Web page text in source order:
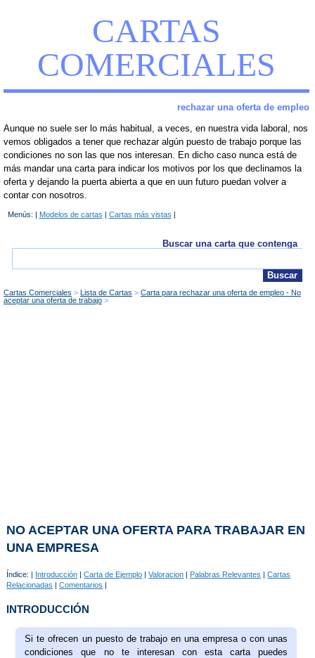
CARTAS
COMERCIALES
rechazar una oferta de empleo
Aunque no suele ser lo más habitual, a veces, en nuestra vida laboral, nos
vemos obligados a tener que rechazar algún puesto de trabajo porque las
condiciones no son las que nos interesan. En dicho caso nunca está de
más mandar una carta para indicar los motivos por los que declinamos la
oferta y dejando la puerta abierta a que en uun futuro puedan volver a
contar con nosotros.
Menús: | Modelos de cartas Cartas más vistas
Buscar una carta que contenga
Cartas Comerciales Lista de Cartas
Carta para rechazar una oferta de empleo - No
aceptar una oferta de trabajo
NO ACEPTAR UNA OFERTA PARA TRABAJAR EN
UNA EMPRESA
Índice: | Introducción |Carta de Ejemplo |Valoracion | Palabras Relevantes |Cartas
Relacionadas |Comentarios |
INTRODUCCIÓN
Si te ofrecen un puesto de trabajo en una empresa o con unas
condiciones que no te interesan con esta carta puedes